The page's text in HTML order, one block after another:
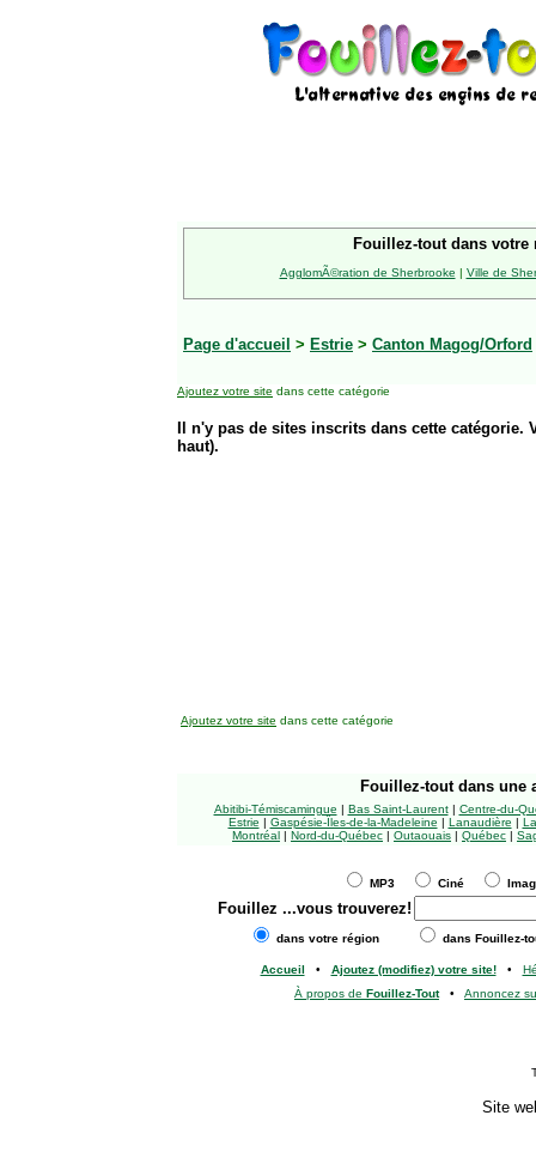
Fouillez-tout dans votre
AgglomÃ©ration de Sherbrooke | Ville de
Page d'accueil > Estrie > Canton Magog/Orford
Ajoutez votre site dans cette catégorie
Il n'y pas de sites inscrits dans cette
haut).
Ajoutez votre site dans cette catégorie
Fouillez-tout dans une
Abitibi-Témiscamingue | Bas Saint-Laurent| Centre-du-
Estrie | Gaspésie-Îles-de-la-Madeleine | Lanaudière |
Montréal | Nord-du-Québec | Outaouais | Québec |
MP3 Ciné
Fouillez ...vous trouverez!
dans votre région dans Fouillez-
Accueil • Ajoutez (modifiez) votre site!•
À propos de Fouillez-Tout• Annoncez
Site